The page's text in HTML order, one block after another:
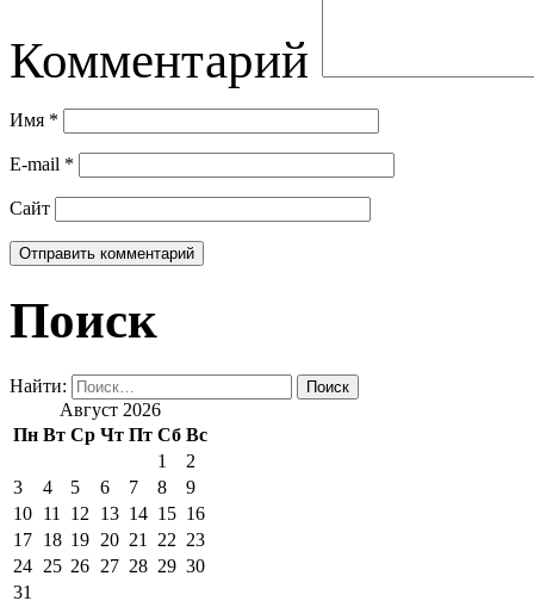
Комментарий
Имя *
E-mail *
Сайт
Поиск
Найти:
Август 2026
Пн Вт Ср Чт Пт Сб Вс
1
2
3
4 5 6 7 8
9
10 11 12 13 14 15 16
17 18 19 20 21 22 23
24 25 26 27 28 29 30
31